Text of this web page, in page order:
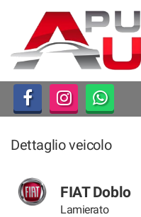
LISTA VEICOLI
ACQUISTIAMO USATO
ASSISTENZA
CONTATTI
Dettaglio veicolo
FIAT Doblo
Lamierato